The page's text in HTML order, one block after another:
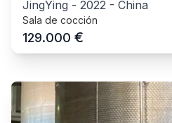
JingYing - 2022 - China
Sala de cocción
129.000 €